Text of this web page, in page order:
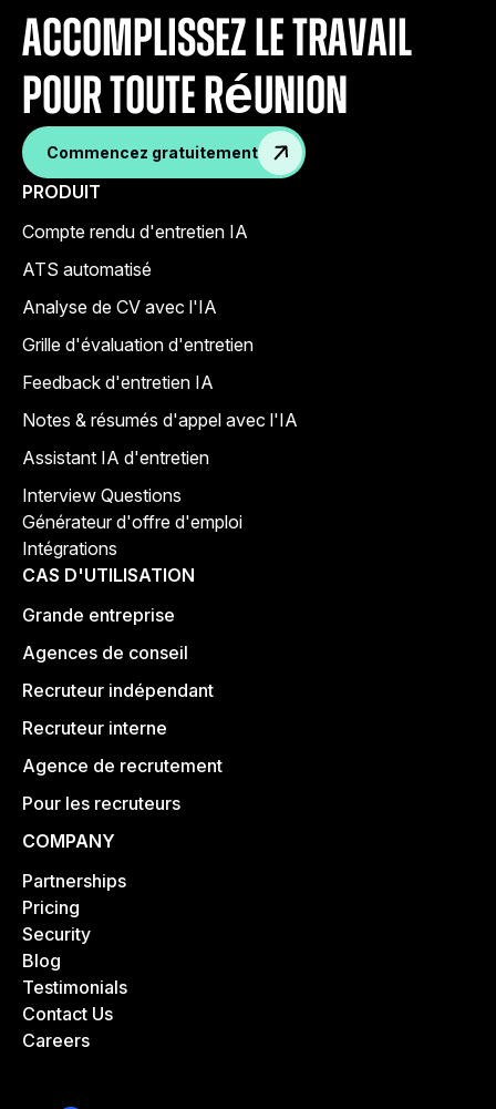
accomplissez le travail
pour toute réunion
Commencez gratuitement
PRODUIT
Compte rendu d'entretien IA
ATS automatisé
Analyse de CV avec l'IA
Grille d'évaluation d'entretien
Feedback d'entretien IA
Notes & résumés d'appel avec l'IA
Assistant IA d'entretien
Interview Questions
Générateur d'offre d'emploi
Intégrations
CAS D'UTILISATION
Grande entreprise
Agences de conseil
Recruteur indépendant
Recruteur interne
Agence de recrutement
Pour les recruteurs
COMPANY
Partnerships
Pricing
Security
Blog
Testimonials
Contact Us
Careers